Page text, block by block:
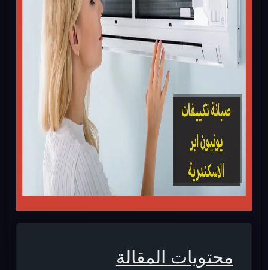
محتويات المقالة